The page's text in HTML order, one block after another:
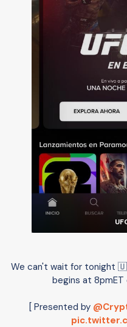
We can't wait for tonight
begins at 8pmET
[ Presented by